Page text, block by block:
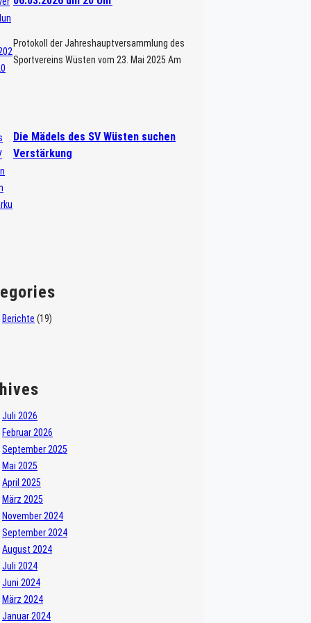
Protokoll der Jahreshauptversammlung des
Sportvereins Wüsten vom 23. Mai 2025 Am
Die Mädels des SV Wüsten suchen
Verstärkung
Berichte (19)
Juli 2026
Februar 2026
September 2025
Mai 2025
April 2025
März 2025
November 2024
September 2024
August 2024
Juli 2024
Juni 2024
März 2024
Januar 2024